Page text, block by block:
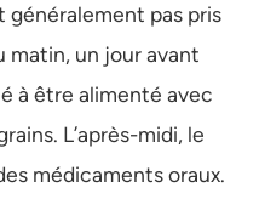
généralement pas pris
matin, un jour avant
à être alimenté avec
L’après-midi, le
médicaments oraux.